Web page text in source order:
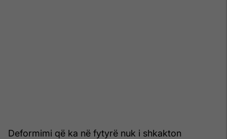
Deformimi që ka në fytyrë nuk i shkakton